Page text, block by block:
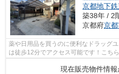
京都地下
築38年 / 2
京都府京
薬や日用品を買うのに便利なドラッグ
は徒歩12分でアクセス可能です！こち
現在販売物件情報